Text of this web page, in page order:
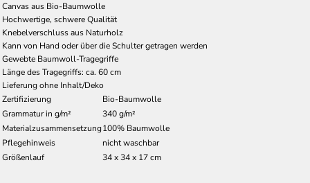
Canvas aus Bio-Baumwolle
Hochwertige, schwere Qualität
Knebelverschluss aus Naturholz
Kann von Hand oder über die Schulter getragen werden
Gewebte Baumwoll-Tragegriffe
Länge des Tragegriffs: ca. 60 cm
Lieferung ohne Inhalt/Deko
Zertifizierung
Bio-Baumwolle
Grammatur in g/m²
340 g/m²
Materialzusammensetzung100% Baumwolle
Pflegehinweis
nicht waschbar
Größenlauf
34 x 34 x 17 cm